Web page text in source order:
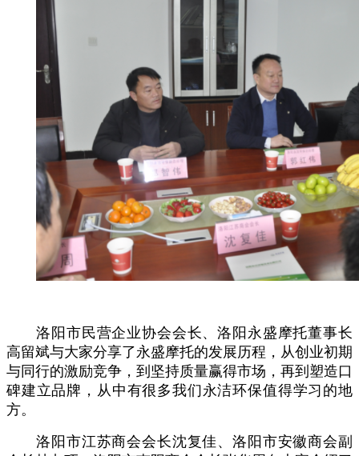
洛阳市民营企业协会会长、洛阳永盛摩托董事长
高留斌与大家分享了永盛摩托的发展历程，从创业初期
与同行的激励竞争，到坚持质量赢得市场，再到塑造口
碑建立品牌，从中有很多我们永洁环保值得学习的地
方。
洛阳市江苏商会会长沈复佳、洛阳市安徽商会副